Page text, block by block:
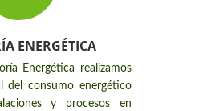
ENERGÉTICA
Energética realizamos
del consumo energético
y procesos en